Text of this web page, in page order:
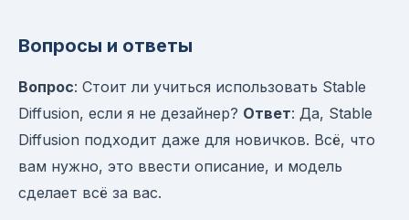
Вопросы и ответы
Вопрос: Стоит ли учиться использовать Stable
Diffusion, если я не дезайнер? Ответ: Да, Stable
Diffusion подходит даже для новичков. Всё, что
вам нужно, это ввести описание, и модель
сделает всё за вас.